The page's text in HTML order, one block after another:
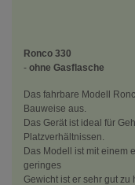
Ronco 330
- ohne Gasflasche
Das fahrbare Modell
Bauweise aus.
Das Gerät ist ideal für
Platzverhältnissen.
Das Modell ist mit einem
geringes
Gewicht ist er sehr gut zu